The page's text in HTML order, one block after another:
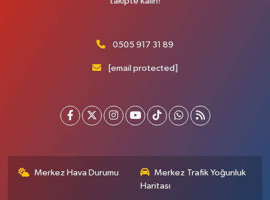
0505 917 31 89
[email protected]
Merkez Hava Durumu
Merkez Trafik Yoğunluk
Haritası